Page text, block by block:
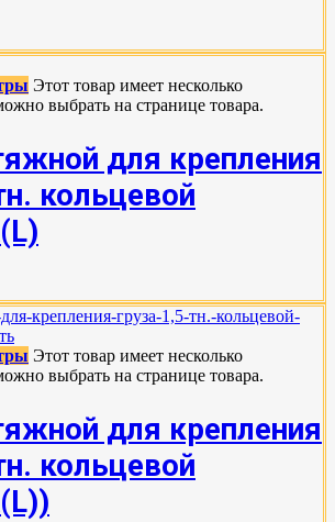
Этот товар имеет несколько
выбрать на странице товара.
для крепления
кольцевой
Этот товар имеет несколько
выбрать на странице товара.
для крепления
кольцевой